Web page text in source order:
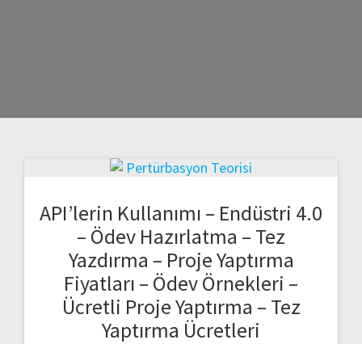
API’lerin Kullanımı – Endüstri 4.0
– Ödev Hazırlatma – Tez
Yazdırma – Proje Yaptırma
Fiyatları – Ödev Örnekleri –
Ücretli Proje Yaptırma – Tez
Yaptırma Ücretleri